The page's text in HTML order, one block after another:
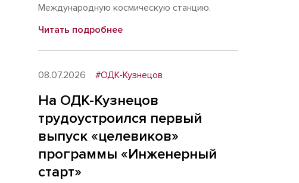
Международную космическую станцию.
Читать подробнее
08.07.2026 #ОДК-Кузнецов
На ОДК-Кузнецов
трудоустроился первый
выпуск «целевиков»
программы «Инженерный
старт»